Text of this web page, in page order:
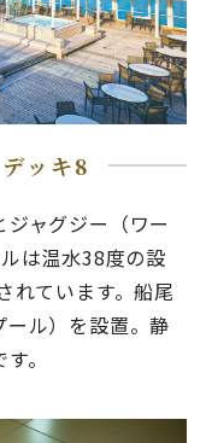
ッキ8
ャグジー（ワー
は温水38度の設
れています。船尾
ル）を設置。静
。